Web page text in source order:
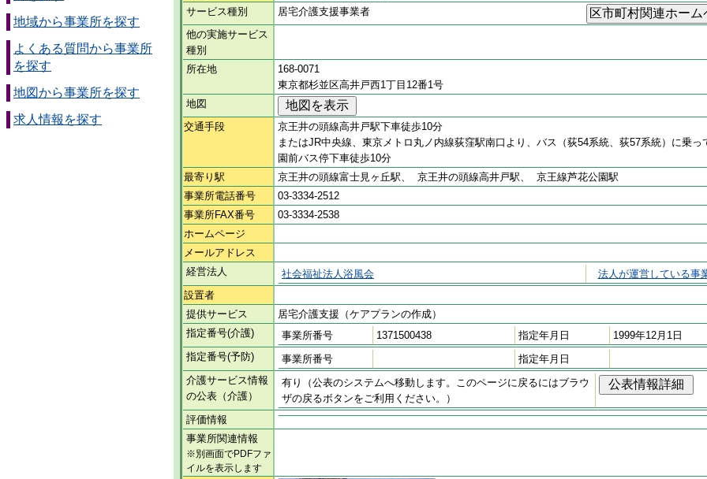
地域から事業所を探す
よくある質問から事業所
を探す
地図から事業所を探す
求人情報を探す
サービス種別
居宅介護支援事業者
他の実施サービス
種別
所在地
168-0071
東京都杉並区高井戸西1丁目12番1号
地図
交通手段
京王井の頭線高井戸駅下車徒歩10分
またはJR中央線、東京メトロ丸ノ内線荻窪駅南口より、バス（荻54系統、荻57系統）に乗っ
園前バス停下車徒歩10分
最寄り駅
京王井の頭線富士見ヶ丘駅、 京王井の頭線高井戸駅、 京王線芦花公園駅
事業所電話番号
03-3334-2512
事業所FAX番号
03-3334-2538
ホームページ
メールアドレス
経営法人
社会福祉法人浴風会
法人が運営している事
設置者
提供サービス
居宅介護支援（ケアプランの作成）
指定番号(介護)
事業所番号 1371500438 指定年月日
1999年12月1日
指定番号(予防)
事業所番号
指定年月日
介護サービス情報
の公表（介護）
有り（公表のシステムへ移動します。このページに戻るにはブラウ
ザの戻るボタンをご利用ください。）
評価情報
事業所関連情報
※別画面でPDFファ
イルを表示します